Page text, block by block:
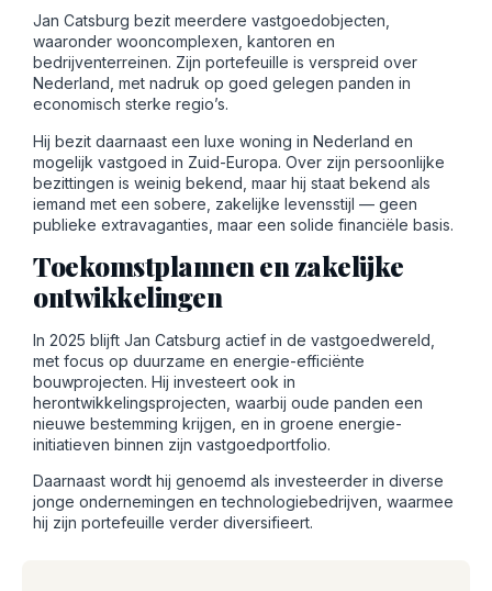
Jan Catsburg bezit meerdere vastgoedobjecten,
waaronder wooncomplexen, kantoren en
bedrijventerreinen. Zijn portefeuille is verspreid over
Nederland, met nadruk op goed gelegen panden in
economisch sterke regio’s.
Hij bezit daarnaast een luxe woning in Nederland en
mogelijk vastgoed in Zuid-Europa. Over zijn persoonlijke
bezittingen is weinig bekend, maar hij staat bekend als
iemand met een sobere, zakelijke levensstijl — geen
publieke extravaganties, maar een solide financiële basis.
Toekomstplannen en zakelijke
ontwikkelingen
In 2025 blijft Jan Catsburg actief in de vastgoedwereld,
met focus op duurzame en energie-efficiënte
bouwprojecten. Hij investeert ook in
herontwikkelingsprojecten, waarbij oude panden een
nieuwe bestemming krijgen, en in groene energie-
initiatieven binnen zijn vastgoedportfolio.
Daarnaast wordt hij genoemd als investeerder in diverse
jonge ondernemingen en technologiebedrijven, waarmee
hij zijn portefeuille verder diversifieert.